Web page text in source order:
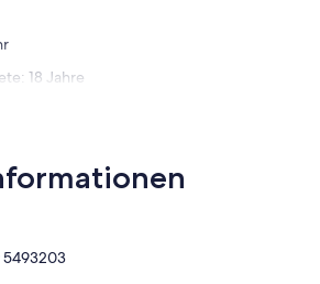
18 Jahre
5493203